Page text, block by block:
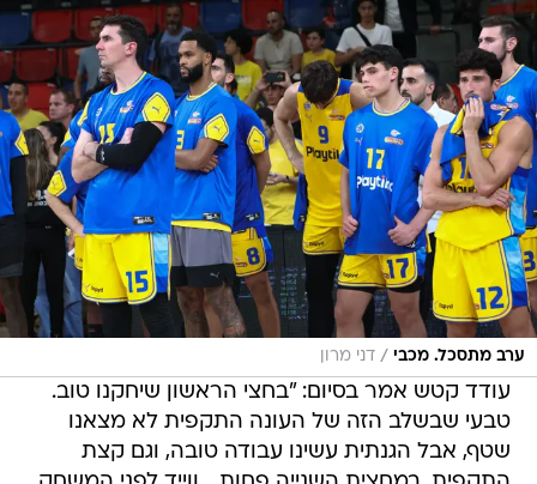
ערב מתסכל. מכבי / דני מרון
עודד קטש אמר בסיום: "בחצי הראשון שיחקנו טוב.
טבעי שבשלב הזה של העונה התקפית לא מצאנו
שטף, אבל הגנתית עשינו עבודה טובה, וגם קצת